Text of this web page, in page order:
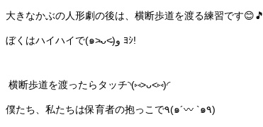
大きなかぶの人形劇の後は、横断歩道を渡る練習です😊🎵
ぼくはハイハイで(๑˃̵ᴗ˂̵)و ﾖｼ!
横断歩道を渡ったらタッチ◝(⑅>ᴗ<⑅)◜
僕たち、私たちは保育者の抱っこで٩(๑´〰 `๑٩)